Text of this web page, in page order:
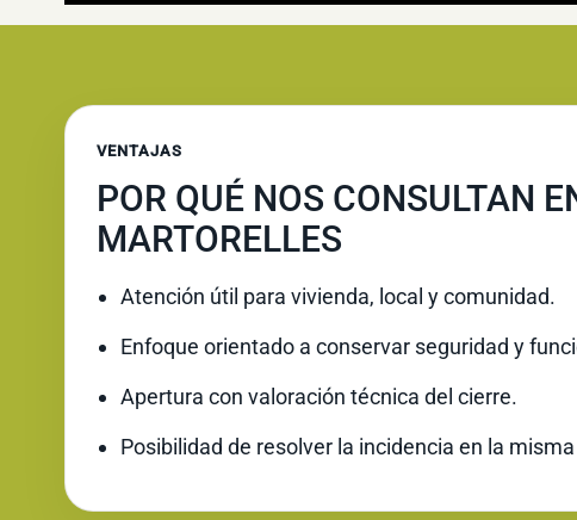
VENTAJAS
POR QUÉ NOS CONSULTAN
MARTORELLES
Atención útil para vivienda, local y comunidad.
Enfoque orientado a conservar seguridad y
Apertura con valoración técnica del cierre.
Posibilidad de resolver la incidencia en la